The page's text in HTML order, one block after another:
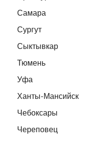
Самара
Сургут
Сыктывкар
Тюмень
Уфа
Ханты-Мансийск
Чебоксары
Череповец